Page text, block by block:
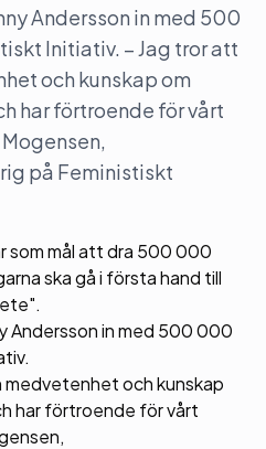
Andersson in med 500
Initiativ. – Jag tror att
och kunskap om
har förtroende för vårt
på Feministiskt
som mål att dra 500 000
ska gå i första hand till
Andersson in med 500 000
medvetenhet och kunskap
har förtroende för vårt